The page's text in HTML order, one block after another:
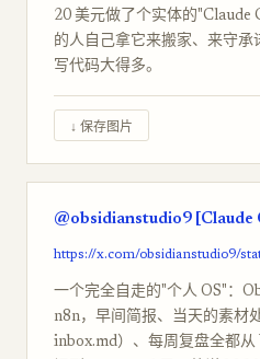
20 美元做了个实体的"Claude
的人自己拿它来搬家、来守
写代码大得多。
↓ 保存图片
@obsidianstudio9 [Claude
https://x.com/obsidianstudio9/
一个完全自走的"个人 OS"：
n8n，早间简报、当天的素材
inbox.md）、每周复盘全都